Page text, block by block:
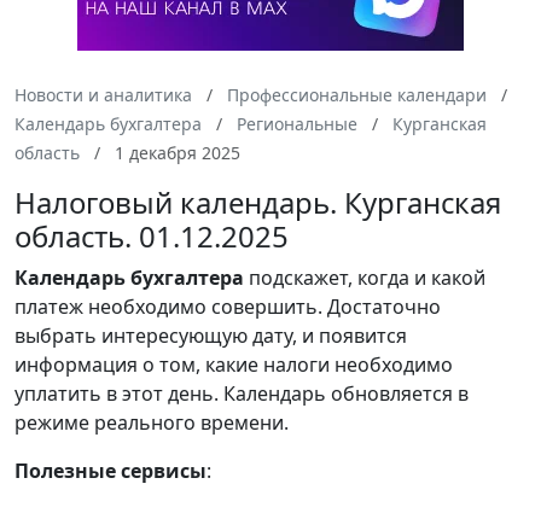
Новости и аналитика
Профессиональные календари
Календарь бухгалтера
Региональные
Курганская
область
1 декабря 2025
Налоговый календарь. Курганская
область. 01.12.2025
Календарьбухгалтера подскажет, когда и какой
платеж необходимо совершить. Достаточно
выбрать интересующую дату, и появится
информация о том, какие налоги необходимо
уплатить в этот день. Календарь обновляется в
режиме реального времени.
Полезные сервисы: